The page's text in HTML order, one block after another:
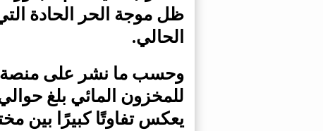
ظل موجة الحر الحادة
الحالي.
وحسب ما نشر على منصة
يعكس تفاوتًا كبيرًا بين